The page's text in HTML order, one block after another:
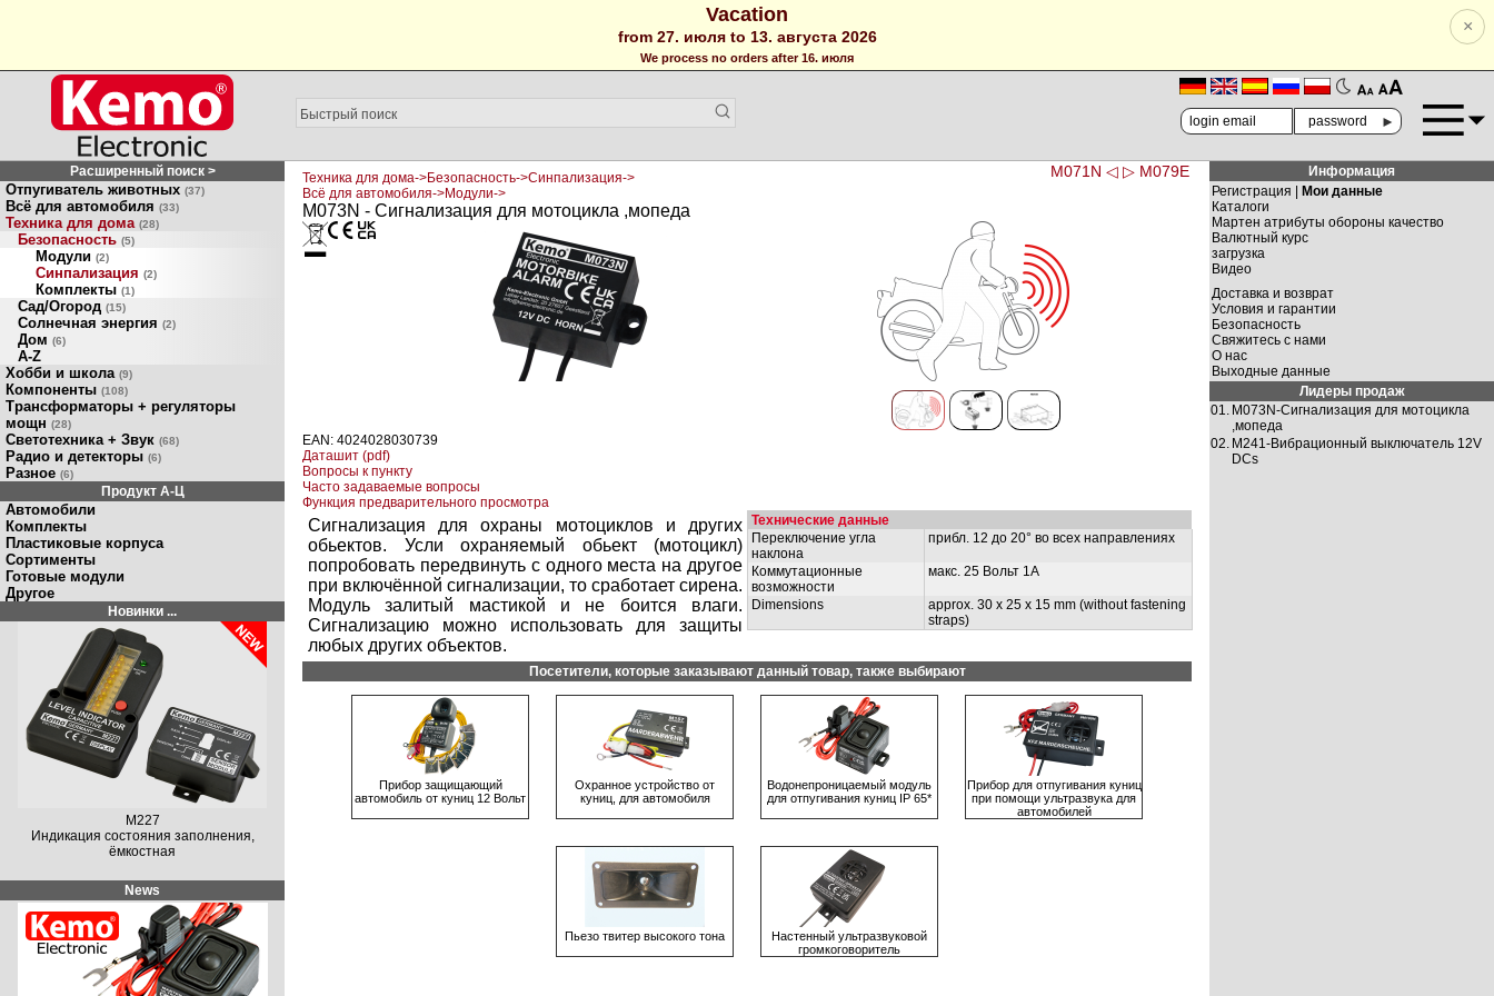
Vacation
from 27. июля to 13. августа 2026
We process no orders after 16. июля
×
🗛 🗚
►
Расширенный поиск >
Отпугиватель животных (37)
Всё для автомобиля (33)
Техника для дома (28)
Безопасность (5)
Модули (2)
Синпализация (2)
Комплекты (1)
Сад/Огород (15)
Солнечная энергия (2)
Дом (6)
A-Z
Хобби и школа (9)
Компоненты (108)
Трансформаторы + регуляторы
мощн (28)
Светотехника + Звук (68)
Радио и детекторы (6)
Разное (6)
Продукт A-Ц
Автомобили
Комплекты
Пластиковые корпуса
Сортименты
Готовые модули
Другое
Новинки ...
M227
Индикация состояния заполнения,
ёмкостная
News
M071N ◁ ▷ M079E
Техника для дома->Безопасность->Синпализация->
Всё для автомобиля->Модули->
M073N - Сигнализация для мотоцикла ,мопеда
EAN: 4024028030739
Даташит (pdf)
Вопросы к пункту
Часто задаваемые вопросы
Функция предварительного просмотра
Технические данные
Переключение угла
наклона
прибл. 12 до 20° во всех направлениях
Коммутационные
возможности
макс. 25 Вольт 1А
Dimensions
approx. 30 x 25 x 15 mm (without fastening
straps)
Сигнализация для охраны мотоциклов и других
обьектов. Усли охраняемый обьект (мотоцикл)
попробовать передвинуть с одного места на другое
при включённой сигнализации, то сработает сирена.
Модуль залитый мастикой и не боится влаги.
Сигнализацию можно использовать для защиты
любых других объектов.
Посетители, которые заказывают данный товар, также выбирают
Прибор защищающий
автомобиль от куниц 12 Вольт
Охранное устройство от
куниц, для автомобиля
Водонeпроницаемый модуль
для отпугивaния куниц IP 65*
Прибор для отпугивания куниц
при помощи ультразвука для
автомобилей
Пьезо твитер высокого тона
Настенный ультразвуковой
громкоговоритель
Информация
Регистрация |
Мои данные
Каталоги
Мартен атрибуты обороны качество
Валютный курс
загрузка
Видео
Доставка и возврат
Условия и гарантии
Безопасность
Свяжитесь с нами
О нас
Выходные данные
Лидеры продаж
01. M073N-Сигнализация для мотоцикла
,мопеда
02. M241-Вибрационный выключатель 12V
DCs